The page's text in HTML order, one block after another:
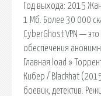
Год выхода: 2015
1 Мб. Более 30 000
CyberGhost VPN —
обеспечения
Главная load »
Кибер / Blackhat
боевик, детектив.